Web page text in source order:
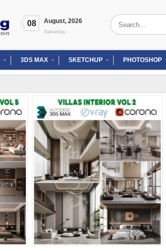
08 August, 2026
Saturday
Search
for:
3DS MAX SKETCHUP PHOTOSHOP